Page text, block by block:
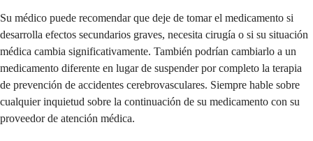
Su médico puede recomendar que deje de tomar el medicamento si
desarrolla efectos secundarios graves, necesita cirugía o si su situación
médica cambia significativamente. También podrían cambiarlo a un
medicamento diferente en lugar de suspender por completo la terapia
de prevención de accidentes cerebrovasculares. Siempre hable sobre
cualquier inquietud sobre la continuación de su medicamento con su
proveedor de atención médica.